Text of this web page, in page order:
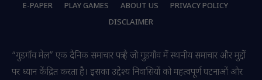
E-PAPER PLAY GAMES ABOUT US
PRIVACY POLICY
DISCLAIMER
“गुडगाँव मेल” एक दैनिक समाचार पत्र है जो गुडगाँव में स्थानीय समाचार और मुद्दों
पर ध्यान केंद्रित करता है। इसका उद्देश्य निवासियों को महत्वपूर्ण घटनाओं और